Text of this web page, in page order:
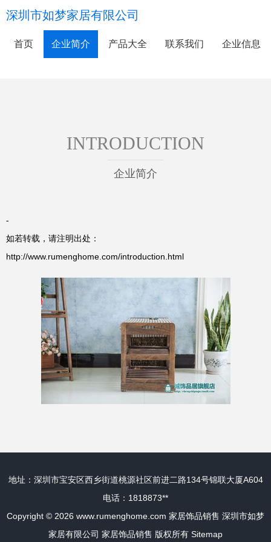
深圳市如梦家居有限公司
首页 企业简介 产品大全 联系我们 企业信息
INTRODUCTION
企业简介
-
如若转载，请注明出处：
http://www.rumenghome.com/introduction.html
地址：深圳市宝安区西乡街道桃源社区前进二路134号锦联大厦A604
电话：1818873**
Copyright © 2026 www.rumenghome.com 家居饰品销售 深圳市如梦
家居有限公司 家居饰品销售 版权所有 Sitemap